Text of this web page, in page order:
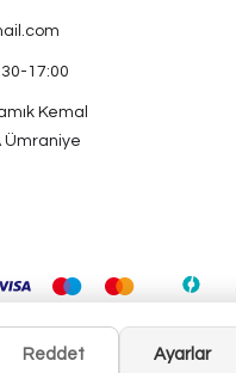
Reddet Ayarlar
17:00
Kemal
Ümraniye